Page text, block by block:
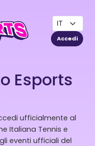
Accedi
Esports
ufficialmente al
Italiana Tennis e
eventi ufficiali del